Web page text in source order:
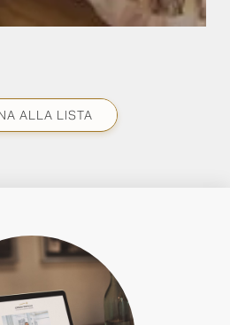
ALLA LISTA